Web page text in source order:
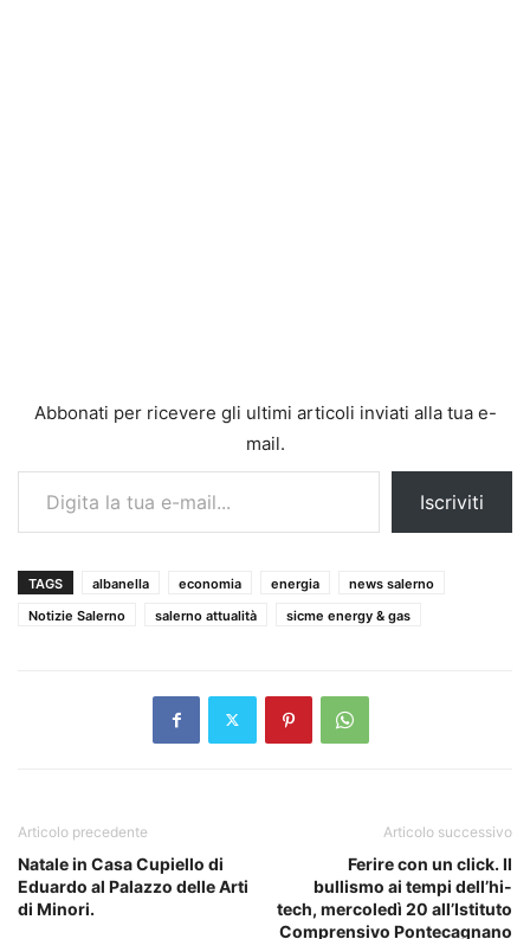
Abbonati per ricevere gli ultimi articoli inviati alla tua e-
mail.
Digita la tua e-mail...
Iscriviti
TAGS albanella economia energia
news salerno
Notizie Salerno
salerno attualità sicme energy & gas
Articolo precedente
Natale in Casa Cupiello di
Eduardo al Palazzo delle Arti
di Minori.
Articolo successivo
Ferire con un click. Il
bullismo ai tempi dell’hi-
tech, mercoledì 20 all’Istituto
Comprensivo Pontecagnano